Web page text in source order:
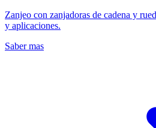
Zanjeo con zanjadoras de cadena y
y aplicaciones.
Saber mas